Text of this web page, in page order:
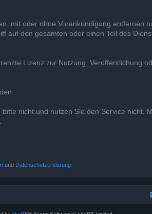
mit oder ohne Vorankündigung entfernen
den gesamten oder einen Teil des
Lizenz zur Nutzung, Veröffentlichung
nicht und nutzen Sie den Service nicht.
und Datenschutzerklärung